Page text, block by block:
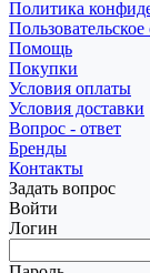
Политика
Помощь
Покупки
Условия оплаты
Условия доставки
Вопрос - ответ
Бренды
Контакты
Задать вопрос
Войти
Логин